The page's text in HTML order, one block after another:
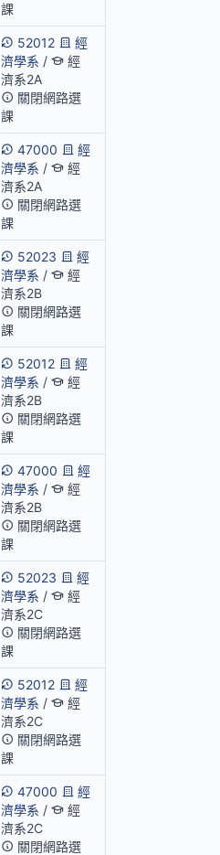
課
52012
經
濟學系 /
經
濟系2A
關閉網路選
課
47000
經
濟學系 /
經
濟系2A
關閉網路選
課
52023
經
濟學系 /
經
濟系2B
關閉網路選
課
52012
經
濟學系 /
經
濟系2B
關閉網路選
課
47000
經
濟學系 /
經
濟系2B
關閉網路選
課
52023
經
濟學系 /
經
濟系2C
關閉網路選
課
52012
經
濟學系 /
經
濟系2C
關閉網路選
課
47000
經
濟學系 /
經
濟系2C
關閉網路選